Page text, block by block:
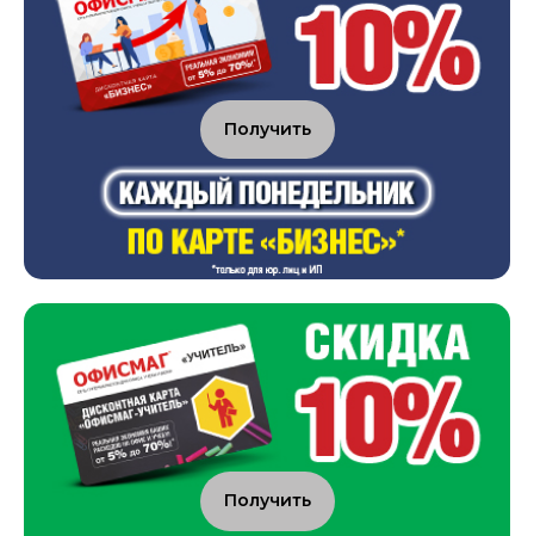
Получить
Получить